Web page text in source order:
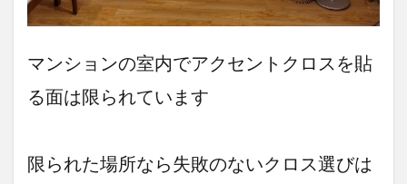
ア
ク
ン
ク
選
マンションの室内でアクセントクロスを貼
る面は限られています
限られた場所なら失敗のないクロス選びは